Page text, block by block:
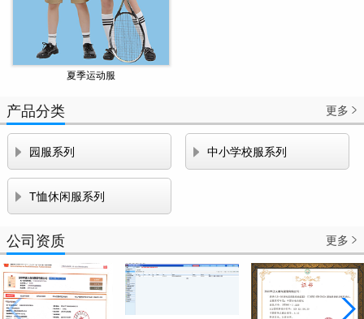
夏季运动服
产品分类 更多 
 园服系列  中小学校服系列
 T恤休闲服系列
公司资质 更多 